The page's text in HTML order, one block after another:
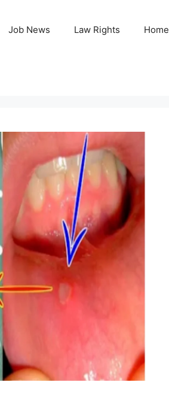
Job News Law Rights Home